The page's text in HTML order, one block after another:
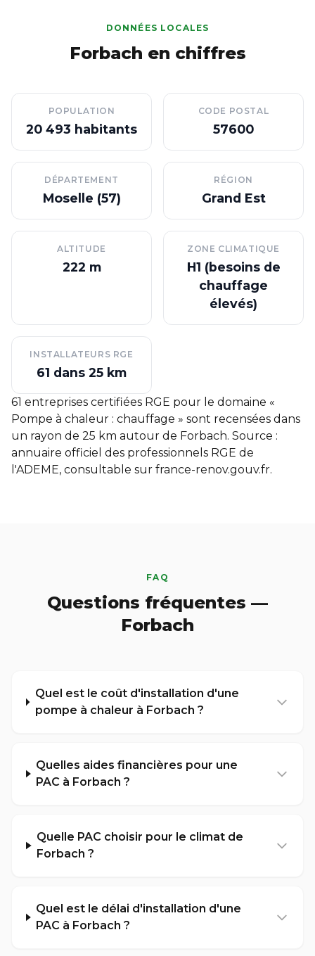
DONNÉES LOCALES
Forbach en chiffres
POPULATION
20 493 habitants
CODE POSTAL
57600
DÉPARTEMENT
Moselle (57)
RÉGION
Grand Est
ALTITUDE
222 m
ZONE CLIMATIQUE
H1 (besoins de
chauffage
élevés)
INSTALLATEURS RGE
61 dans 25 km
61 entreprises certifiées RGE pour le domaine «
Pompe à chaleur : chauffage » sont recensées dans
un rayon de 25 km autour de Forbach. Source :
annuaire officiel des professionnels RGE de
l'ADEME, consultable sur france-renov.gouv.fr.
FAQ
Questions fréquentes —
Forbach
Quel est le coût d'installation d'une
pompe à chaleur à Forbach ?
Quelles aides financières pour une
PAC à Forbach ?
Quelle PAC choisir pour le climat de
Forbach ?
Quel est le délai d'installation d'une
PAC à Forbach ?